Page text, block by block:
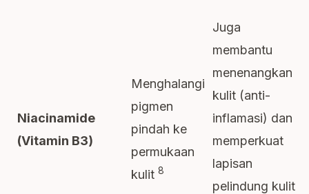
Niacinamide
(Vitamin B3)
Menghalangi
pigmen
pindah ke
permukaan
kulit 8
Juga
membantu
menenangkan
kulit (anti-
inflamasi) dan
memperkuat
lapisan
pelindung kulit